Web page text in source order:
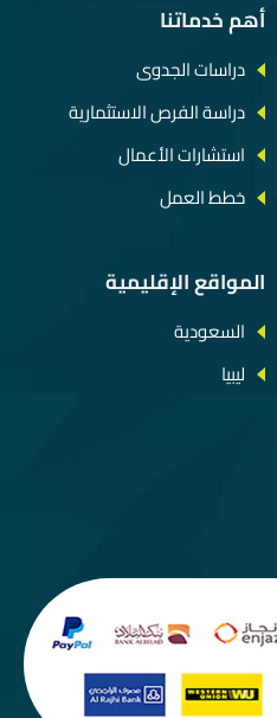
أهم خدماتنا
دراسات الجدوى
دراسة الفرص الاستثمارية
استشارات الأعمال
خطط العمل
المواقع الإقليمية
السعودية
ليبيا